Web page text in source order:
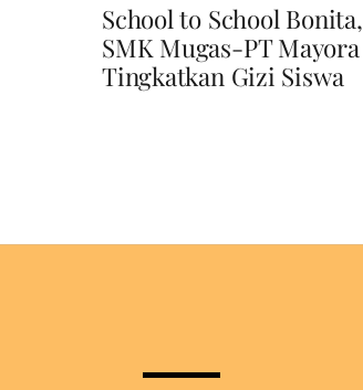
School to School Bonita,
SMK Mugas-PT Mayora
Tingkatkan Gizi Siswa